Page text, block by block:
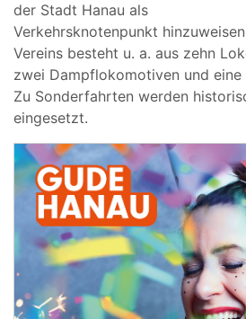
der Stadt Hanau als
Verkehrsknotenpunkt
Vereins besteht u. a. aus zehn
zwei Dampflokomotiven und
Zu Sonderfahrten werden
eingesetzt.